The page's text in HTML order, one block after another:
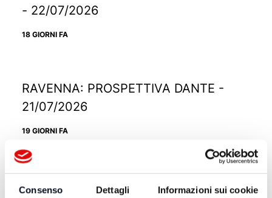
Consenso Dettagli Informazioni sui cookie
- 22/07/2026
18 GIORNI FA
RAVENNA: PROSPETTIVA DANTE -
21/07/2026
19 GIORNI FA
RICCIONE: TRAMONTO DIVINO -